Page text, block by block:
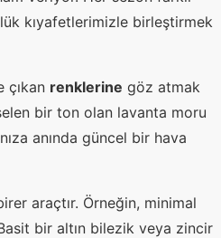
kıyafetlerimizle birleştirmek
çıkan renklerine göz atmak
bir ton olan lavanta moru
anında güncel bir hava
araçtır. Örneğin, minimal
bir altın bilezik veya zincir